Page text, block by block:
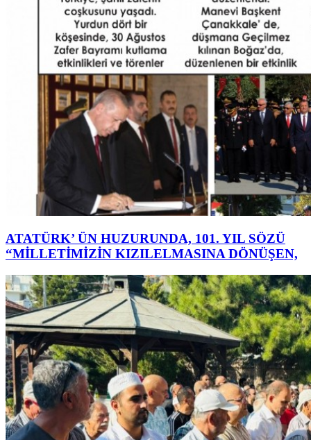
ATATÜRK’ ÜN HUZURUNDA, 101. YIL SÖZÜ
“MİLLETİMİZİN KIZILELMASINA DÖNÜŞEN,